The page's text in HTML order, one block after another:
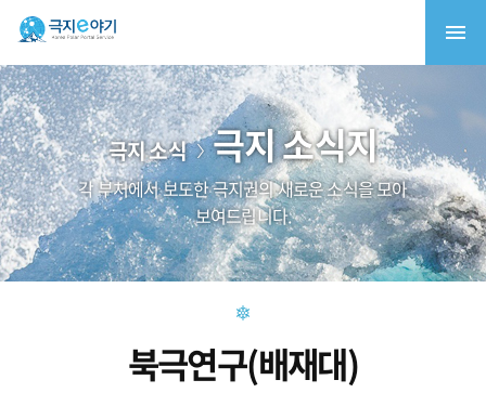
극지 소식 극지 소식지
각 부처에서 보도한 극지권의 새로운 소식을 모아
보여드립니다.
북극연구(배재대)